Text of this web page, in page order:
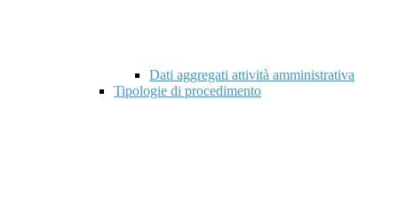
Dati aggregati attività amministrativa
Tipologie di procedimento